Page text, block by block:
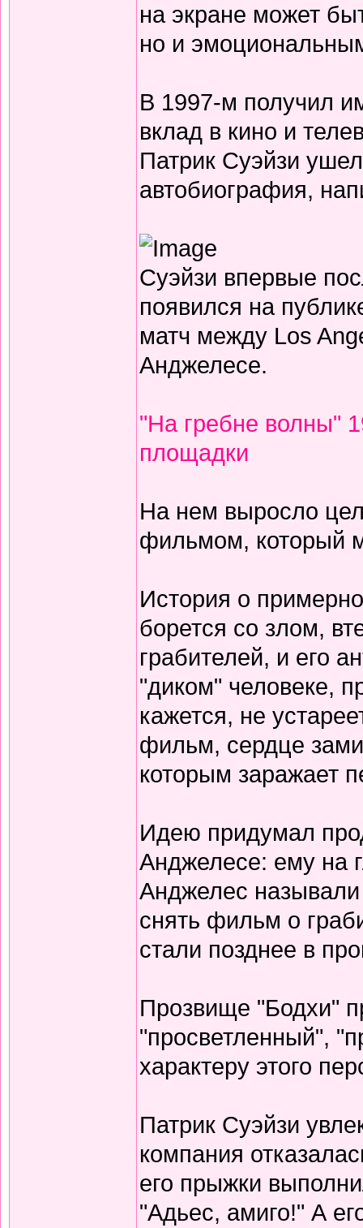
на экране может
но и
В 1997-м получил
вклад в кино и
Патрик Суэйзи
автобиография,
Суэйзи впервые
появился на
матч между Los
Анджелесе.
"На гребне волны"
площадки
На нем выросло
фильмом, который
История о
борется со злом,
грабителей, и его
"диком" человеке,
кажется, не
фильм, сердце
которым заражает
Идею придумал
Анджелесе: ему на
Анджелес
снять фильм о
стали позднее в
Прозвище "Бодхи"
"просветленный",
характеру этого
Патрик Суэйзи
компания
его прыжки
"Адьес, амиго!" А